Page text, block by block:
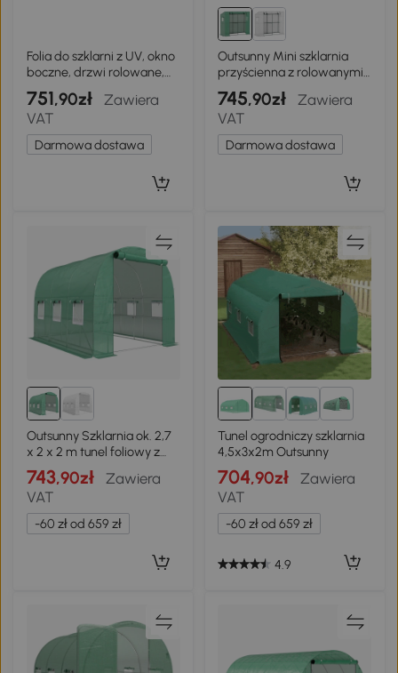
Folia do szklarni z UV, okno
boczne, drzwi rolowane,
Zielona
751,90zł
Zawiera
VAT
Darmowa dostawa
Outsunny Mini szklarnia
przyścienna z rolowanymi
drzwiami i siatkowymi
oknami, odporna na UV, do
roślin, sadzonek i kwiatów,
zielona
745,90zł
Zawiera
VAT
Darmowa dostawa
Outsunny Szklarnia ok. 2,7
x 2 x 2 m tunel foliowy z
półkami, rolowane drzwi
na zamek błyskawiczny, 6
okien siatkowych,
wsporniki
743,90zł
Zawiera
VAT
-60 zł od 659 zł
1+
Tunel ogrodniczy szklarnia
4,5x3x2m Outsunny
704,90zł
Zawiera
VAT
-60 zł od 659 zł
4.9